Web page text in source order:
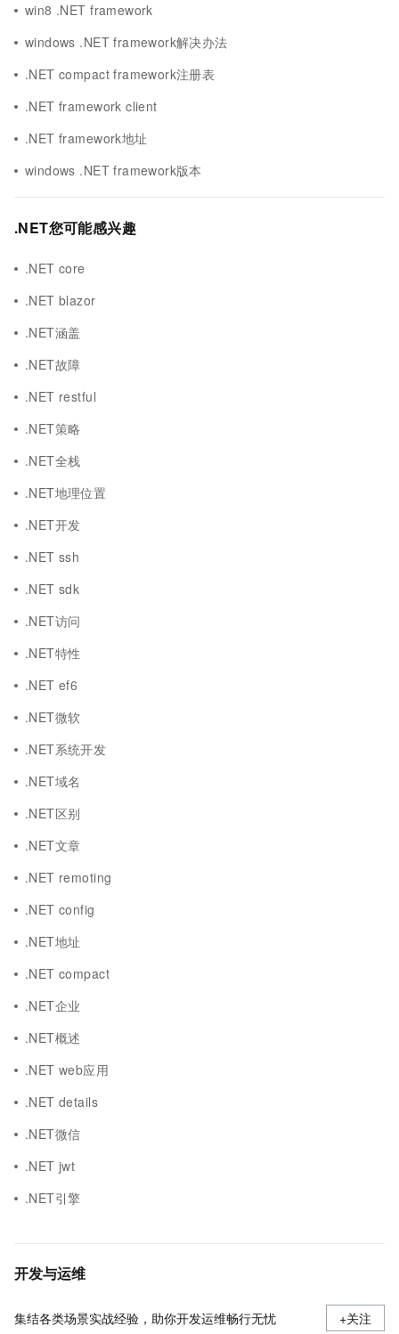
win8 .NET framework
windows .NET framework解决办法
.NET compact framework注册表
.NET framework client
.NET framework地址
windows .NET framework版本
.NET您可能感兴趣
.NET core
.NET blazor
.NET涵盖
.NET故障
.NET restful
.NET策略
.NET全栈
.NET地理位置
.NET开发
.NET ssh
.NET sdk
.NET访问
.NET特性
.NET ef6
.NET微软
.NET系统开发
.NET域名
.NET区别
.NET文章
.NET remoting
.NET config
.NET地址
.NET compact
.NET企业
.NET概述
.NET web应用
.NET details
.NET微信
.NET jwt
.NET引擎
开发与运维
集结各类场景实战经验，助你开发运维畅行无忧 +关注